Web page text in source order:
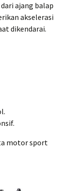
ajang balap
akselerasi
dikendarai.
motor sport